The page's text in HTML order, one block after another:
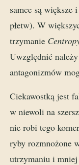
samce są większe
płetw). W
trzymanie
Uwzględnić
antagonizmów
Ciekawostką jest
w niewoli na
nie robi tego
ryby rozmnożone
utrzymaniu i mniej